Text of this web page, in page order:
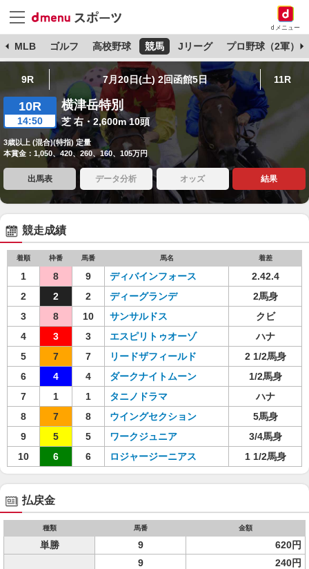
dメニュー
MLB ゴルフ 高校野球 競馬 Jリーグ プロ野球（2軍）
9R 7月20日(土) 2回函館5日 11R
10R
14:50
横津岳特別
芝 右・2,600m 10頭
3歳以上 (混合)(特指) 定量
本賞金：1,050、420、260、160、105万円
出馬表 データ分析 オッズ 結果
競走成績
着順 枠番 馬番 馬名 着差
1 8 9 ディバインフォース
2.42.4
2
2 2 ディーグランデ
2馬身
3
8 10 サンサルドス
クビ
4
3 3 エスピリトゥオーゾ
ハナ
5
7 7 リードザフィールド
2 1/2馬身
6
4 4 ダークナイトムーン
1/2馬身
7
1 1 タニノドラマ
ハナ
8
7 8 ウイングセクション
5馬身
9
5 5 ワークジュニア
3/4馬身
10
6 6 ロジャージーニアス 1 1/2馬身
払戻金
種類 馬番 金額
単勝 9 620円
9
240円